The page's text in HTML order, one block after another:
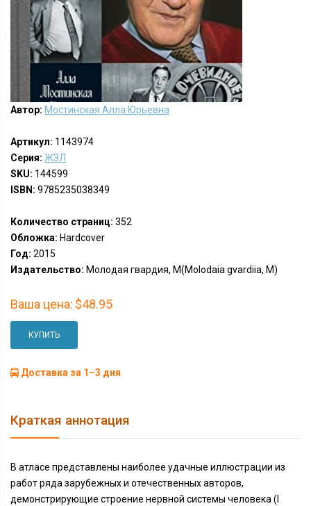
Автор: Мостинская Алла Юрьевна
Артикул: 1143974
Серия: ЖЗЛ
SKU: 144599
ISBN: 9785235038349
Количество страниц: 352
Обложка: Hardcover
Год: 2015
Издательство: Молодая гвардия, М(Molodaia gvardiia, M)
Ваша цена: $48.95
КУПИТЬ
Доставка за 1–3 дня
Краткая аннотация
В атласе представлены наиболее удачные иллюстрации из
работ ряда зарубежных и отечественных авторов,
демонстрирующие строение нервной системы человека (I